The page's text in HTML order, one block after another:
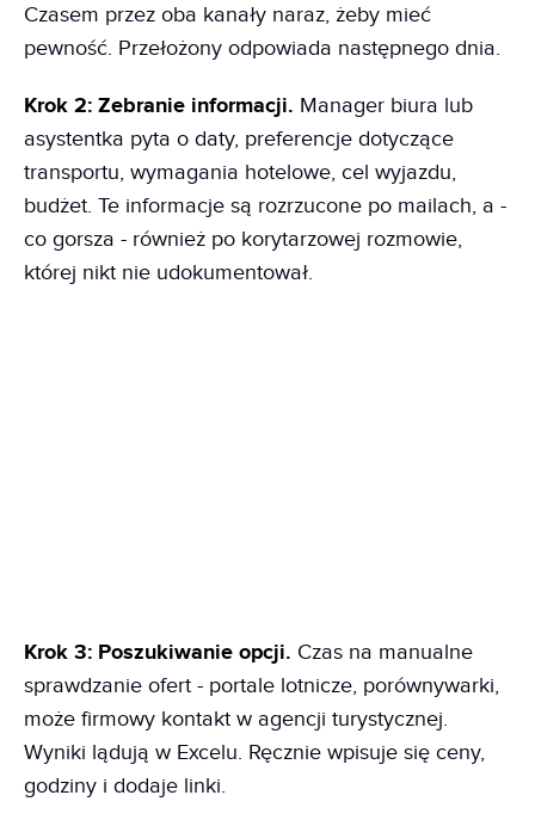
Czasem przez oba kanały naraz, żeby mieć
pewność. Przełożony odpowiada następnego dnia.
Krok 2: Zebranie informacji. Manager biura lub
asystentka pyta o daty, preferencje dotyczące
transportu, wymagania hotelowe, cel wyjazdu,
budżet. Te informacje są rozrzucone po mailach, a -
co gorsza - również po korytarzowej rozmowie,
której nikt nie udokumentował.
Krok 3: Poszukiwanie opcji. Czas na manualne
sprawdzanie ofert - portale lotnicze, porównywarki,
może firmowy kontakt w agencji turystycznej.
Wyniki lądują w Excelu. Ręcznie wpisuje się ceny,
godziny i dodaje linki.